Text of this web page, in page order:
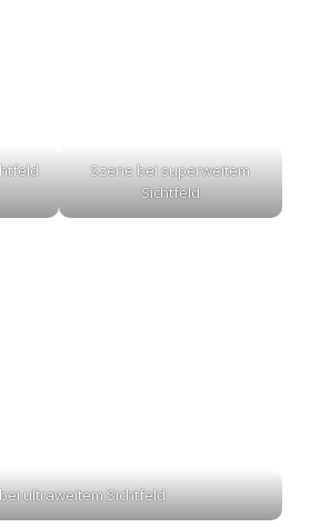
Szene bei superweitem
Sichtfeld
ultraweitem Sichtfeld